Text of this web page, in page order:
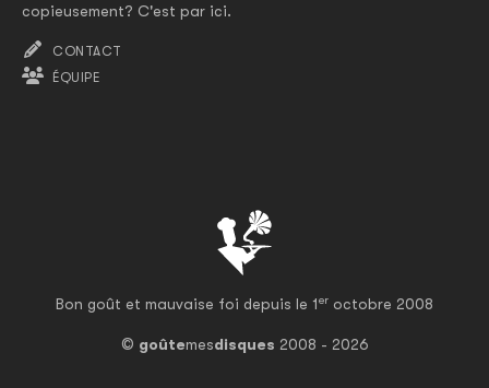
Bon goût et mauvaise foi depuis le 1er octobre 2008
© goûtemesdisques 2008 - 2026
copieusement? C'est par ici.
CONTACT
ÉQUIPE